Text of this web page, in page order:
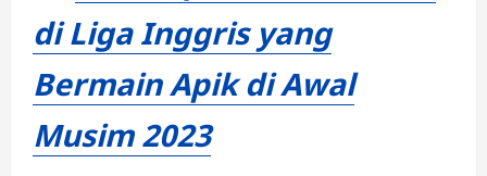
di Liga Inggris yang
Bermain Apik di Awal
Musim 2023